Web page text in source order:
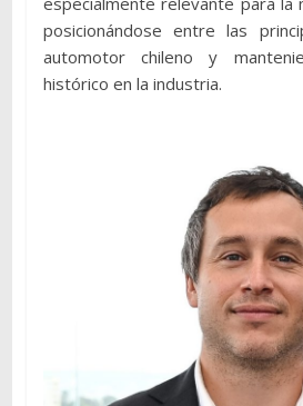
posicionándose entre las
automotor chileno y
histórico en la industria.